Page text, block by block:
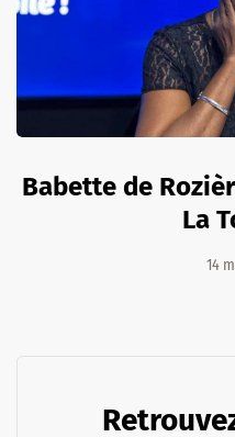
Babette de
La
14